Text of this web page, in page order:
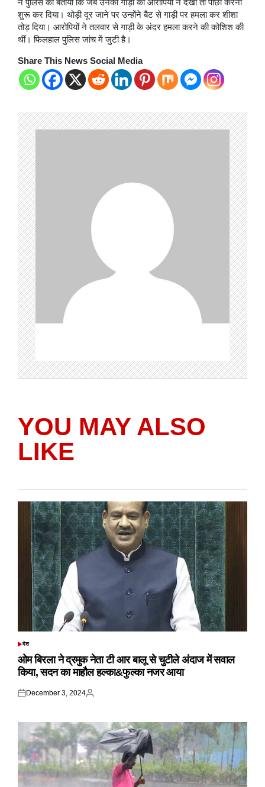
ने पुलिस को बताया कि जब उनकी गाड़ी को आरोपियों ने देखा तो पीछा करना
शुरू कर दिया। थोड़ी दूर जाने पर उन्होंने बैट से गाड़ी पर हमला कर शीशा
तोड़ दिया। आरोपियों ने तलवार से गाड़ी के अंदर हमला करने की कोशिश की
थीं। फिलहाल पुलिस जांच में जुटी है।
Share This News Social Media
YOU MAY ALSO
LIKE
POSTED
देश
ओम बिरला ने द्रमुक नेता टी आर बालू से चुटीले अंदाज में सवाल
किया, सदन का माहौल हल्का&फुल्का नजर आया
Posted
December 3, 2024
Posted